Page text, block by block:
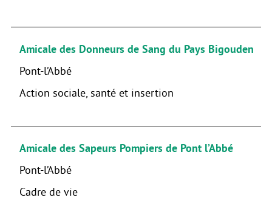
Amicale des Donneurs de Sang du Pays Bigouden
Pont-l’Abbé
Action sociale, santé et insertion
Amicale des Sapeurs Pompiers de Pont l’Abbé
Pont-l’Abbé
Cadre de vie